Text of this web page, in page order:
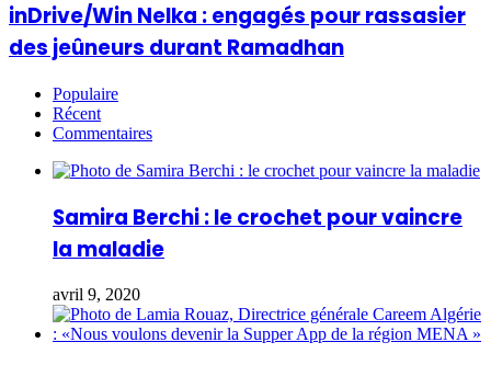
inDrive/Win Nelka : engagés pour rassasier
des jeûneurs durant Ramadhan
Populaire
Récent
Commentaires
Samira Berchi : le crochet pour vaincre
la maladie
avril 9, 2020